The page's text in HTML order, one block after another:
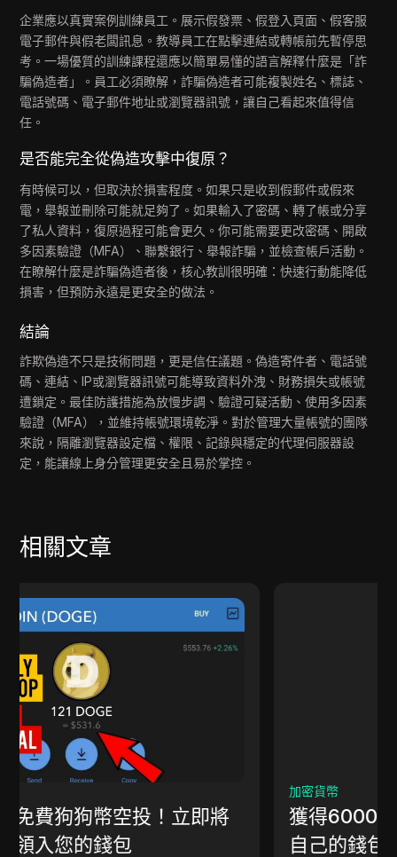
企業應以真實案例訓練員工。展示假發票、假登入頁面、假客服
電子郵件與假老闆訊息。教導員工在點擊連結或轉帳前先暫停思
考。一場優質的訓練課程還應以簡單易懂的語言解釋什麼是「詐
騙偽造者」。員工必須瞭解，詐騙偽造者可能複製姓名、標誌、
電話號碼、電子郵件地址或瀏覽器訊號，讓自己看起來值得信
任。
是否能完全從偽造攻擊中復原？
有時候可以，但取決於損害程度。如果只是收到假郵件或假來
電，舉報並刪除可能就足夠了。如果輸入了密碼、轉了帳或分享
了私人資料，復原過程可能會更久。你可能需要更改密碼、開啟
多因素驗證（MFA）、聯繫銀行、舉報詐騙，並檢查帳戶活動。
在瞭解什麼是詐騙偽造者後，核心教訓很明確：快速行動能降低
損害，但預防永遠是更安全的做法。
結論
詐欺偽造不只是技術問題，更是信任議題。偽造寄件者、電話號
碼、連結、IP或瀏覽器訊號可能導致資料外洩、財務損失或帳號
遭鎖定。最佳防護措施為放慢步調、驗證可疑活動、使用多因素
驗證（MFA），並維持帳號環境乾淨。對於管理大量帳號的團隊
來說，隔離瀏覽器設定檔、權限、記錄與穩定的代理伺服器設
定，能讓線上身分管理更安全且易於掌控。
相關文章
獲得6000個PLT代幣免費，他們擁有
自己的錢包 | 如果你完整觀看，還可